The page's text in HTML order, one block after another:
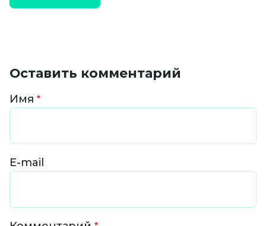
Оставить комментарий
Имя
E-mail